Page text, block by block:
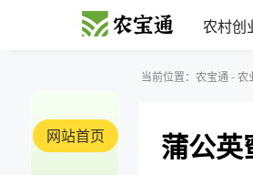
农村创
当前位置： 农宝通 -农
网站首页 蒲公英